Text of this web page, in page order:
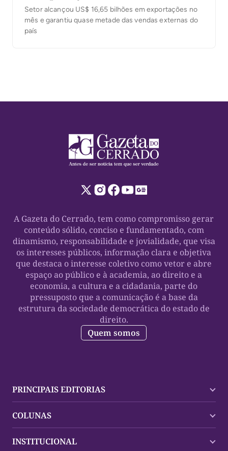
Setor alcançou US$ 16,65 bilhões em exportações no
mês e garantiu quase metade das vendas externas do
país
A Gazeta do Cerrado, tem como compromisso gerar
conteúdo sólido, conciso e fundamentado, com
dinamismo, responsabilidade e jovialidade, que visa
os interesses públicos, informação clara e objetiva
que destaca o interesse coletivo como vetor e abre
espaço ao público e à academia, ao direito e a
economia, a cultura e a cidadania, parte do
pressuposto que a comunicação é a base da
estrutura da sociedade democrática do estado de
direito.
Quem somos
PRINCIPAIS EDITORIAS
Palmas
Mundo
COLUNAS
Policial
INSTITUCIONAL